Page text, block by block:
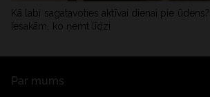
Kā labi sagatavoties aktīvai dienai pie ūdens?
Iesakām, ko ņemt līdzi
Par mums